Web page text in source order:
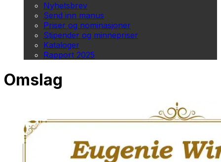
Nyhetsbrev
Send inn manus
Priser og nominasjoner
Stipender og minnepriser
Kataloger
Rapport 2025
Omslag